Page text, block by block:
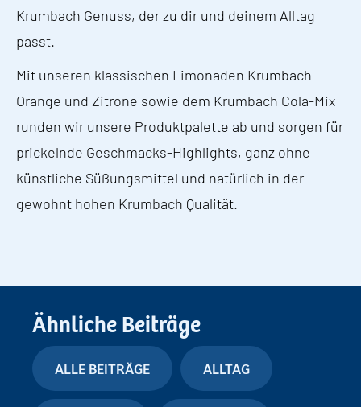
Krumbach Genuss, der zu dir und deinem Alltag
passt.
Mit unseren klassischen Limonaden Krumbach
Orange und Zitrone sowie dem Krumbach Cola-Mix
runden wir unsere Produktpalette ab und sorgen für
prickelnde Geschmacks-Highlights, ganz ohne
künstliche Süßungsmittel und natürlich in der
gewohnt hohen Krumbach Qualität.
Ähnliche Beiträge
ALLE BEITRÄGE ALLTAG